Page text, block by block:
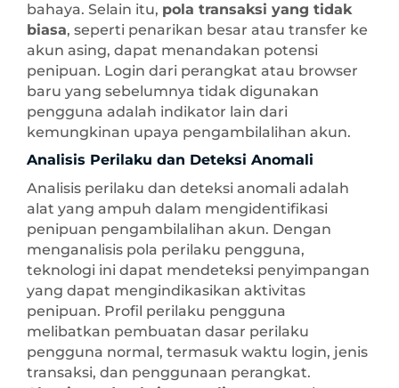
bahaya. Selain itu, pola transaksi yang tidak
biasa, seperti penarikan besar atau transfer ke
akun asing, dapat menandakan potensi
penipuan. Login dari perangkat atau browser
baru yang sebelumnya tidak digunakan
pengguna adalah indikator lain dari
kemungkinan upaya pengambilalihan akun.
Analisis Perilaku dan Deteksi Anomali
Analisis perilaku dan deteksi anomali adalah
alat yang ampuh dalam mengidentifikasi
penipuan pengambilalihan akun. Dengan
menganalisis pola perilaku pengguna,
teknologi ini dapat mendeteksi penyimpangan
yang dapat mengindikasikan aktivitas
penipuan. Profil perilaku pengguna
melibatkan pembuatan dasar perilaku
pengguna normal, termasuk waktu login, jenis
transaksi, dan penggunaan perangkat.